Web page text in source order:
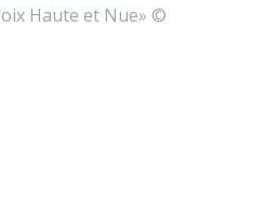
Haute et Nue» ©